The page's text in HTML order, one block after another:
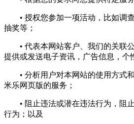
• 授权您参加一项活动，比如调
抽奖等；
• 代表本网站客户、我们的关联公
提供或发送电子资讯，广告信息，个
• 分析用户对本网站的使用方式和
米乐网页版的服务；
• 阻止违法或潜在违法行为，阻止
行为；以及